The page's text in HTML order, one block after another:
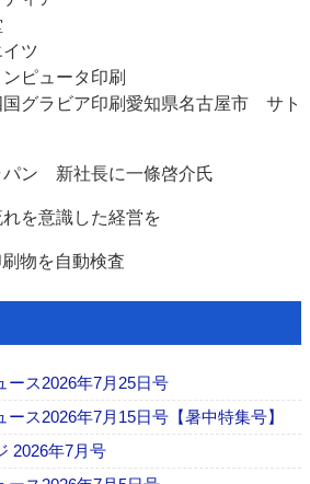
ツ
ピュータ印刷
グラビア印刷愛知県名古屋市 サト
パン 新社長に一條啓介氏
を意識した経営を
物を自動検査
ース2026年7月25日号
ス2026年7月15日号【暑中特集号】
2026年7月号